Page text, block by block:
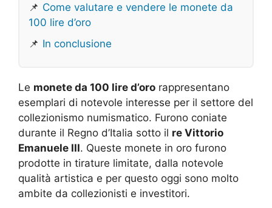
📌 Come valutare e vendere le monete da
100 lire d’oro
📌 In conclusione
Le monete da 100 lire d’oro rappresentano
esemplari di notevole interesse per il settore del
collezionismo numismatico. Furono coniate
durante il Regno d’Italia sotto il re Vittorio
Emanuele III. Queste monete in oro furono
prodotte in tirature limitate, dalla notevole
qualità artistica e per questo oggi sono molto
ambite da collezionisti e investitori.